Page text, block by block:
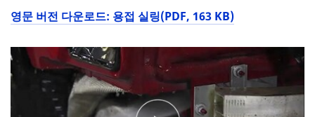
영문 버전 다운로드: 용접 실링(PDF, 163 KB)